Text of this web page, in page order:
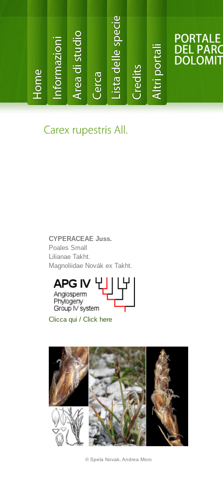
CYPERACEAE Juss.
Poales Small
Lilianae Takht.
Magnoliidae Novák ex Takht.
Clicca qui / Click here
© Spela Novak, Andrea Moro